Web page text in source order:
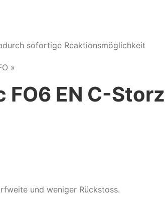
sofortige Reaktionsmöglichkeit
»
EN C-Storz
und weniger Rückstoss.